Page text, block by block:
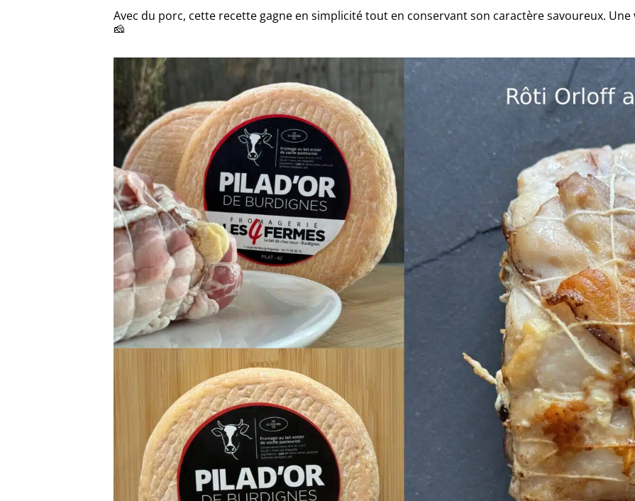
Avec du porc, cette recette gagne en simplicité tout en conservant son caractère savoureux.
🧀